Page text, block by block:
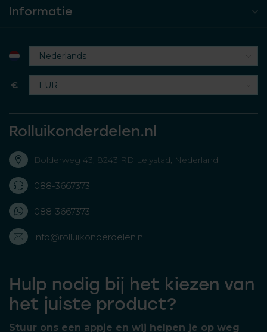
Informatie
€
Rolluikonderdelen.nl
Bolderweg 43, 8243 RD Lelystad, Nederland
088-3667373
088-3667373
info@rolluikonderdelen.nl
Hulp nodig bij het kiezen van
het juiste product?
Stuur ons een appje en wij helpen je op weg